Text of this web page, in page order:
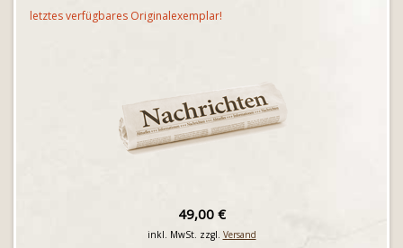
letztes verfügbares Originalexemplar!
49,00 €
inkl. MwSt. zzgl. Versand